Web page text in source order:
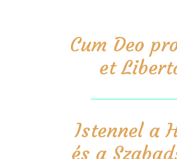
Cum Deo
et
Istennel a
és a